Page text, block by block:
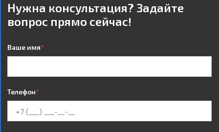
Нужна консультация? Задайте
вопрос прямо сейчас!
Ваше имя*
Телефон*